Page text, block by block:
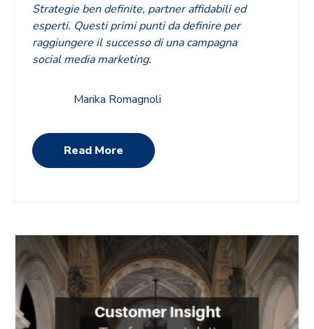
Strategie ben definite, partner affidabili ed
esperti. Questi primi punti da definire per
raggiungere il successo di una campagna
social media marketing.
Marika Romagnoli
Read More